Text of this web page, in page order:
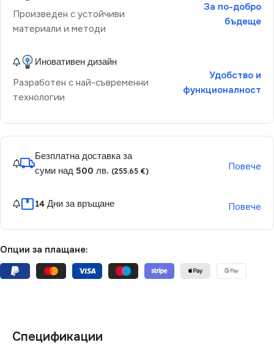
Произведен с устойчиви
материали и методи
За по-добро
бъдеще
Иновативен дизайн
Разработен с най-съвременни
технологии
Удобство и
функционалност
Безплатна доставка за
суми над 500 лв. (255.65 €) Повече
14 Дни за връщане Повече
Опции за плащане:
Спецификации